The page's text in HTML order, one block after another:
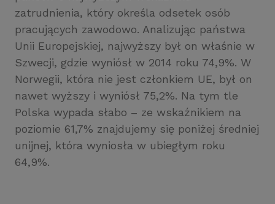
zatrudnienia, który określa odsetek osób
pracujących zawodowo. Analizując państwa
Unii Europejskiej, najwyższy był on właśnie w
Szwecji, gdzie wyniósł w 2014 roku 74,9%. W
Norwegii, która nie jest członkiem UE, był on
nawet wyższy i wyniósł 75,2%. Na tym tle
Polska wypada słabo – ze wskaźnikiem na
poziomie 61,7% znajdujemy się poniżej średniej
unijnej, która wyniosła w ubiegłym roku
64,9%.